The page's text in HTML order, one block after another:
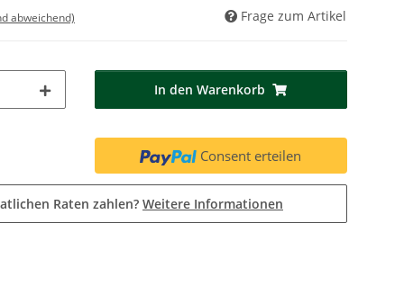
abweichend) Frage zum Artikel
In den Warenkorb
Consent erteilen
Raten zahlen? Weitere Informationen